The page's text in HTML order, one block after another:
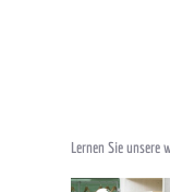
Lernen Sie unsere